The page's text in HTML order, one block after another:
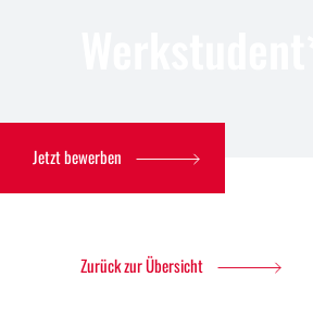
Jetzt bewerben
Zurück zur Übersicht